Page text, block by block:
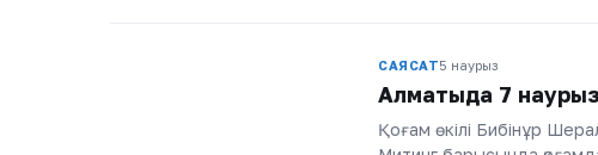
САЯСАТ5 наурыз
Алматыда 7
Қоғам өкілі Бибінұр